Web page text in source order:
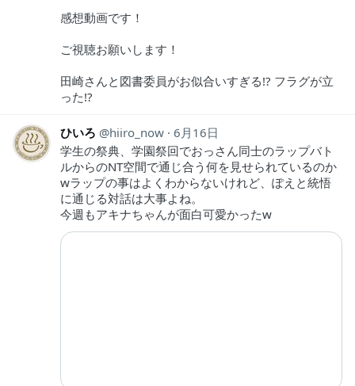
感想動画です！
ご視聴お願いします！
田崎さんと図書委員がお似合いすぎる!? フラグが立
った!?
ひいろ hiiro_now 6月16日
学生の祭典、学園祭回でおっさん同士のラップバト
ルからのNT空間で通じ合う何を見せられているのか
wラップの事はよくわからないけれど、ぽえと統悟
に通じる対話は大事よね。
今週もアキナちゃんが面白可愛かったw